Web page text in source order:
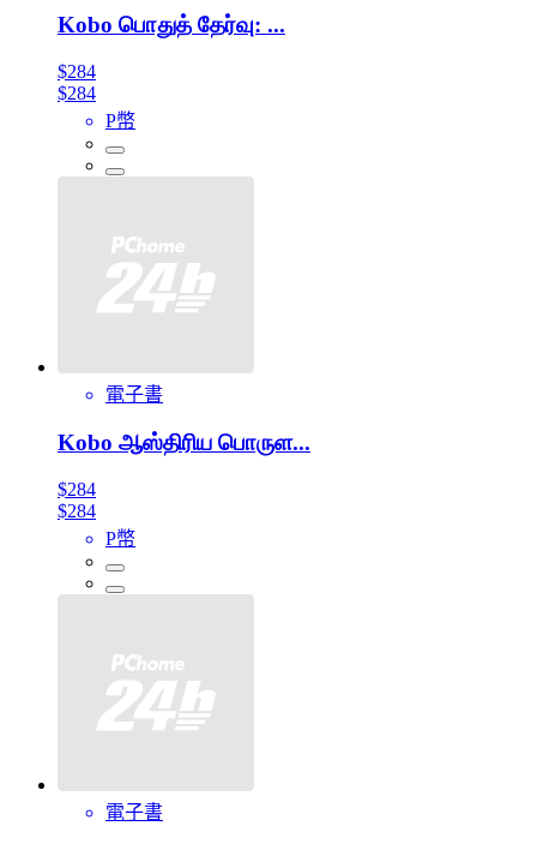
Kobo பொதுத் தேர்வு: ...
$284
$284
P幣
電子書
Kobo ஆஸ்திரிய பொருள...
$284
$284
P幣
電子書